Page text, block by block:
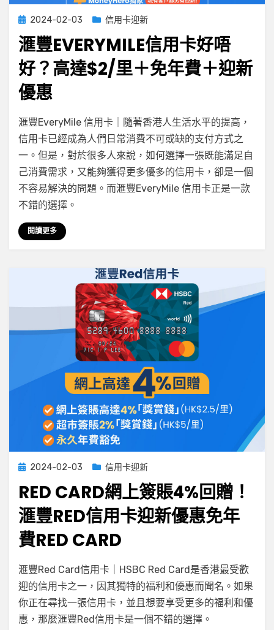
Posted
on
2024-02-03 信用卡迎新
滙豐EVERYMILE信用卡好唔
好？高達$2/里＋免年費＋迎新
優惠
by小編
Leave a comment on
滙
豐
EveryMile
信
用
$2/
里
＋
免
年
費
＋
迎
新
惠
滙豐EveryMile 信用卡｜隨著香港人生活水平的提高，
信用卡已經成為人們日常消費不可或缺的支付方式之
一。但是，對於很多人來說，如何選擇一張既能滿足自
己消費需求，又能夠獲得更多優多的信用卡，卻是一個
不容易解決的問題。而滙豐EveryMile 信用卡正是一款
不錯的選擇。
閱讀更多
Posted
2024-02-03 信用卡迎新
RED CARD網上簽賬4%回贈！
滙豐RED信用卡迎新優惠免年
費RED CARD
by小編
Leave a comment on
Red
Card
網
上
滙豐Red Card信用卡｜HSBC Red Card是香港最受歡
迎的信用卡之一，因其獨特的福利和優惠而聞名。如果
你正在尋找一張信用卡，並且想要享受更多的福利和優
惠，那麼滙豐Red信用卡是一個不錯的選擇。